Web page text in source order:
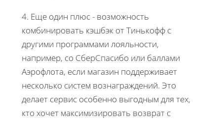
4. Еще один плюс - возможность
комбинировать кэшбэк от Тинькофф с
другими программами лояльности,
например, со СберСпасибо или баллами
Аэрофлота, если магазин поддерживает
несколько систем вознаграждений. Это
делает сервис особенно выгодным для тех,
кто хочет максимизировать возврат с